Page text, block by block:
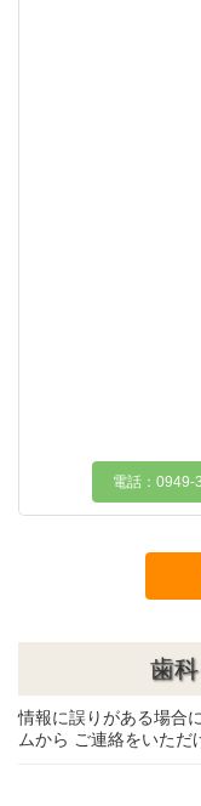
電話：0949-
歯
情報に誤りがある場合
ムから ご連絡をいただ